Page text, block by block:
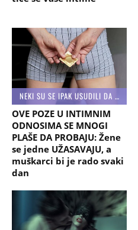
NEKI SU SE IPAK USUDILI DA IH PROBAJU
OVE POZE U INTIMNIM
ODNOSIMA SE MNOGI
PLAŠE DA PROBAJU: Žene
se jedne UŽASAVAJU, a
muškarci bi je rado svaki
dan